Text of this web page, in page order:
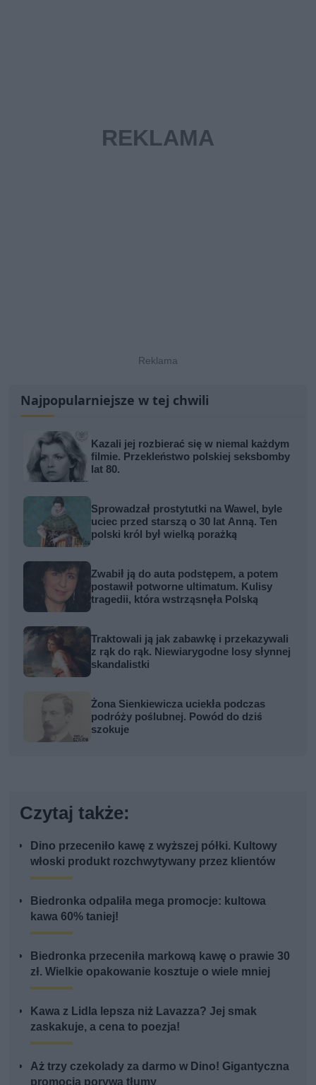
Najpopularniejsze w tej chwili
Kazali jej rozbierać się w niemal każdym
filmie. Przekleństwo polskiej seksbomby
lat 80.
Sprowadzał prostytutki na Wawel, byle
uciec przed starszą o 30 lat Anną. Ten
polski król był wielką porażką
Zwabił ją do auta podstępem, a potem
postawił potworne ultimatum. Kulisy
tragedii, która wstrząsnęła Polską
Traktowali ją jak zabawkę i przekazywali
z rąk do rąk. Niewiarygodne losy słynnej
skandalistki
Żona Sienkiewicza uciekła podczas
podróży poślubnej. Powód do dziś
szokuje
Czytaj także:
Dino przeceniło kawę z wyższej półki. Kultowy
włoski produkt rozchwytywany przez klientów
Biedronka odpaliła mega promocje: kultowa
kawa 60% taniej!
Biedronka przeceniła markową kawę o prawie 30
zł. Wielkie opakowanie kosztuje o wiele mniej
Kawa z Lidla lepsza niż Lavazza? Jej smak
zaskakuje, a cena to poezja!
Aż trzy czekolady za darmo w Dino! Gigantyczna
promocja porywa tłumy